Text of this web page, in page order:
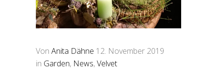
Von Anita Dähne 12. November 2019
in Garden, News,Velvet